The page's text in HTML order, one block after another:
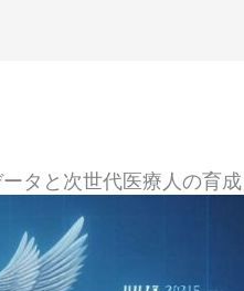
タと次世代医療人の育成